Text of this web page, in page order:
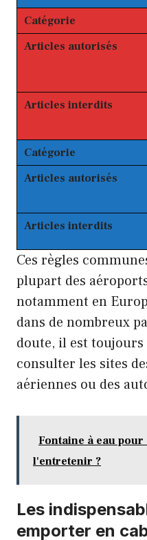
Catégorie
Articles autorisés
Articles interdits
Catégorie
Articles autorisés
Articles interdits
Ces règles
plupart des
notamment en
dans de nombreux
doute, il est
consulter les sites
aériennes ou des
Fontaine à eau
l'entretenir ?
Les
emporter en